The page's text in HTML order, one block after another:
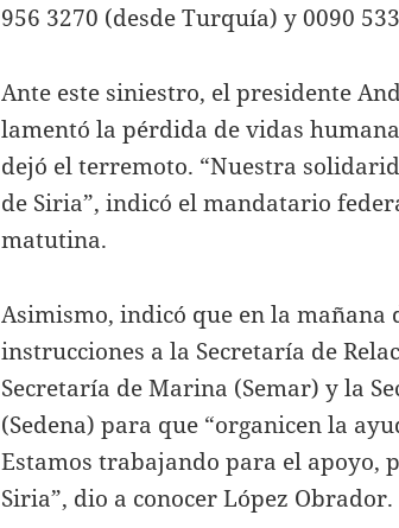
956 3270 (desde Turquía) y 0090
Ante este siniestro, el presidente
lamentó la pérdida de vidas
dejó el terremoto. “Nuestra
de Siria”, indicó el mandatario
matutina.
Asimismo, indicó que en la mañana
instrucciones a la Secretaría de
Secretaría de Marina (Semar) y la
(Sedena) para que “organicen la
Estamos trabajando para el apoyo,
Siria”, dio a conocer López Obrador.